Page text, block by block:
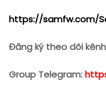
https://samfw.com/
Đăng ký theo dõi
Group Telegram: